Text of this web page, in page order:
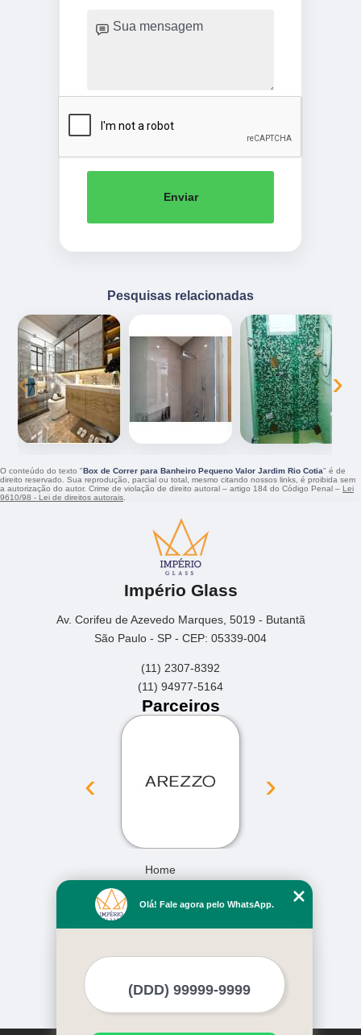
Enviar
Pesquisas relacionadas
‹ ›
O conteúdo do texto "Box de Correr para Banheiro Pequeno Valor Jardim Rio Cotia" é de
direito reservado. Sua reprodução, parcial ou total, mesmo citando nossos links, é proibida sem
a autorização do autor. Crime de violação de direito autoral – artigo 184 do Código Penal – Lei
9610/98 - Lei de direitos autorais
Império Glass
Av. Corifeu de Azevedo Marques, 5019 - Butantã
São Paulo - SP - CEP: 05339-004
(11) 2307-8392
(11) 94977-5164
Parceiros
‹ ›
Home
Missão
Olá! Fale agora pelo WhatsApp.